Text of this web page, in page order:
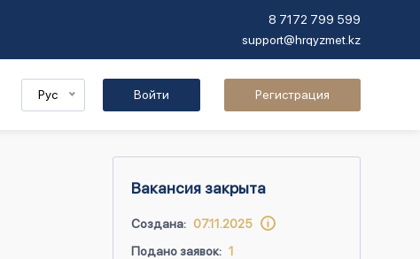
8 7172 799 599
support@hrqyzmet.kz
Рус Войти Регистрация
Вакансия закрыта
Создана: 07.11.2025
Подано заявок: 1